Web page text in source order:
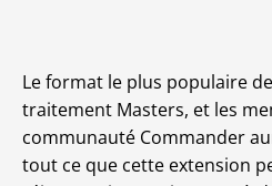
Le format le plus populaire de
traitement Masters, et les
communauté Commander
tout ce que cette extension